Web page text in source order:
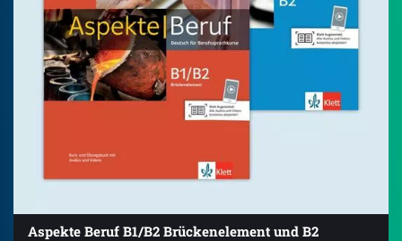
Aspekte Beruf B1/B2 Brückenelement und B2